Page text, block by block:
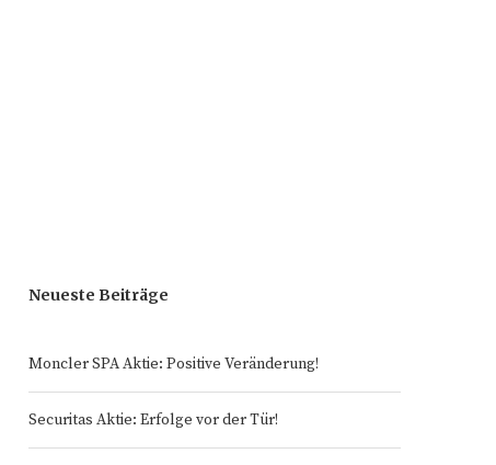
Neueste Beiträge
Moncler SPA Aktie: Positive Veränderung!
Securitas Aktie: Erfolge vor der Tür!